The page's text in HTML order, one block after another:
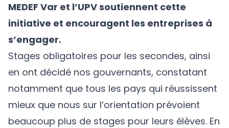
MEDEF Var et l’UPV soutiennent cette
initiative et encouragent les entreprises à
s’engager.
Stages obligatoires pour les secondes, ainsi
en ont décidé nos gouvernants, constatant
notamment que tous les pays qui réussissent
mieux que nous sur l’orientation prévoient
beaucoup plus de stages pour leurs élèves. En